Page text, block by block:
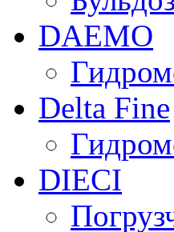
DAEMO
Delta Fine
DIECI